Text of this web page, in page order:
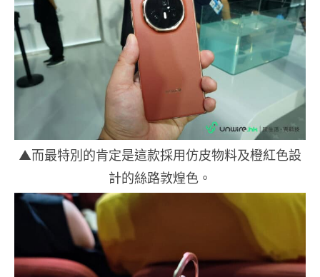
▲而最特別的肯定是這款採用仿皮物料及橙紅色設
計的絲路敦煌色。